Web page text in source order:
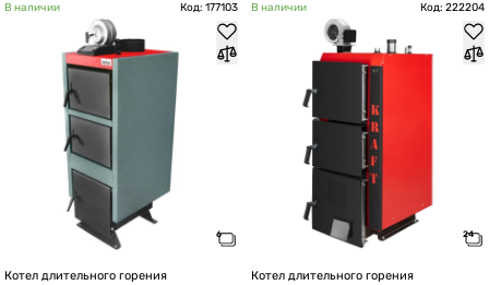
В наличии Код: 177103
Котел длительного горения
В наличии Код: 222204
Котел длительного горения